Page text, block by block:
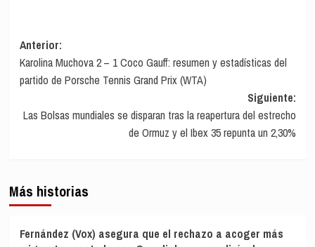
Navegación
de
entradas
Anterior:
Karolina Muchova 2 – 1 Coco Gauff: resumen y estadísticas del
partido de Porsche Tennis Grand Prix (WTA)
Siguiente:
Las Bolsas mundiales se disparan tras la reapertura del estrecho
de Ormuz y el Ibex 35 repunta un 2,30%
Más historias
Fernández (Vox) asegura que el rechazo a acoger más